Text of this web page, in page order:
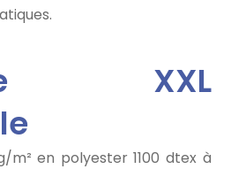
XXL
en polyester 1100 dtex à